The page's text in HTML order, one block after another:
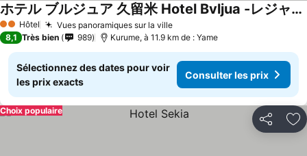
2 Étoiles
Hôtel Vues panoramiques sur la villeConsulter les prix
ホテル ブルジュア 久留米 Hotel Bvljua -レジャーホテル-
Consulter les prix
8,1 Très bien 989 Kurume, à 11.9 km de : Yame
Sélectionnez des dates pour voir
les prix exacts
Consulter les prix
Partager
Choix populaire